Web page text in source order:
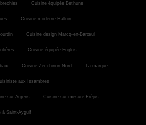
Cuisine équipée Béthune
Cuisine moderne Halluin
Cuisine design Marcq-en-Barœul
Cuisine équipée Englos
Cuisine Zecchinon Nord La marque
aux Issambres
sur-Argens Cuisine sur mesure Fréjus
à Saint-Aygulf